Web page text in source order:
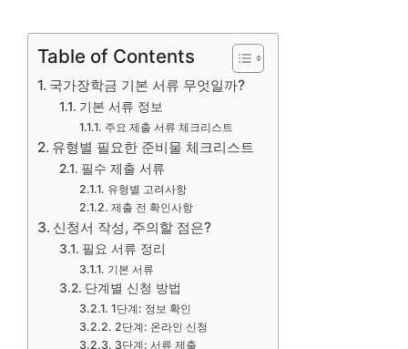
Table of Contents
국가장학금 기본 서류 무엇일까?
기본 서류 정보
주요 제출 서류 체크리스트
유형별 필요한 준비물 체크리스트
필수 제출 서류
유형별 고려사항
제출 전 확인사항
신청서 작성, 주의할 점은?
필요 서류 정리
기본 서류
단계별 신청 방법
1단계: 정보 확인
2단계: 온라인 신청
3단계: 서류 제출